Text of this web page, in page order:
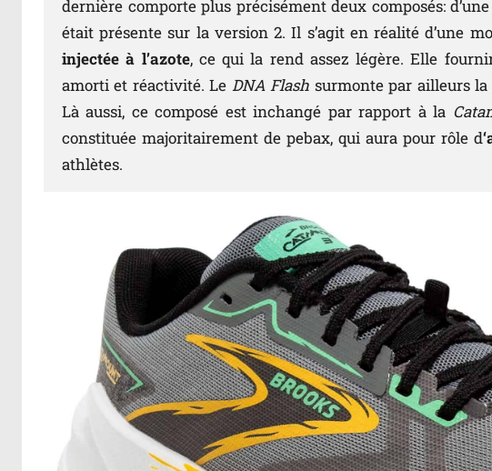
dernière comporte plus précisément deux composés:
était présente sur la version 2. Il s’agit en réalité d’une
injectée à l’azote, ce qui la rend assez légère. Elle
amorti et réactivité. Le DNA Flash surmonte par ailleurs
Là aussi, ce composé est inchangé par rapport à la
constituée majoritairement de pebax, qui aura pour rôle d
athlètes.